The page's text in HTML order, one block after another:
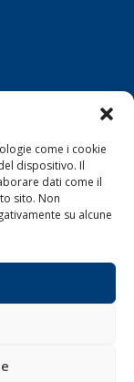
come i cookie
dispositivo. Il
dati come il
sito. Non
su alcune